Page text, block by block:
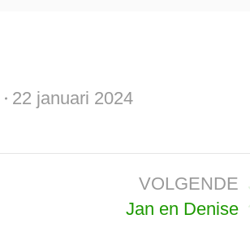
22 januari 2024
VOLGENDE
Jan en Denise